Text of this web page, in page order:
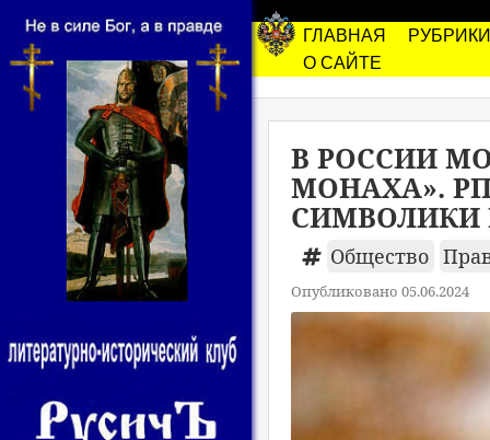
ГЛАВНАЯ
РУБРИКИ
О САЙТЕ
В РОССИИ
МОНАХА».
СИМВОЛИКИ
Общество
Опубликовано 05.06.2024